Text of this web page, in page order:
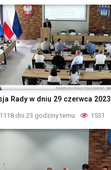
Rady w dniu 29 czerwca 2023
1118 dni 23 godziny temu 1531